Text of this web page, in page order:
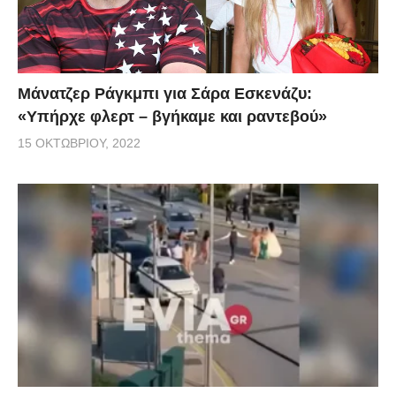
Μάνατζερ Ράγκμπι για Σάρα Εσκενάζυ:
«Υπήρχε φλερτ – βγήκαμε και ραντεβού»
15 ΟΚΤΩΒΡΊΟΥ, 2022